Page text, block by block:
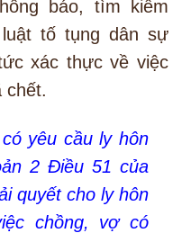
báo, tìm kiếm
tố tụng dân sự
xác thực về việc
chết.
yêu cầu ly hôn
2 Điều 51 của
quyết cho ly hôn
chồng, vợ có